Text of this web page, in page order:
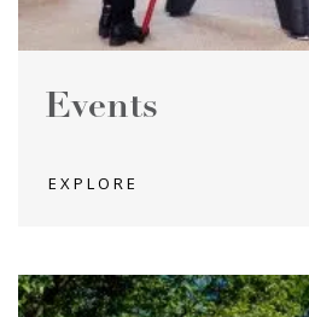
Events
EXPLORE